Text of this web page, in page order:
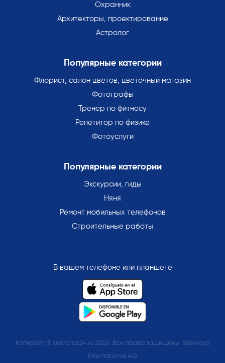
Охранник
Архитекторы, проектирование
Астролог
Популярные категории
Флорист, салон цветов, цветочный магазин
Фотографы
Тренер по фитнесу
Репетитор по физике
Фотоуслуги
Популярные категории
Экскурсии, гиды
Няня
Ремонт мобильных телефонов
Строительные работы
В вашем телефоне или планшете
Копирайт © servicios24.ru 2026. Все права защищены. Siteways
International A.G